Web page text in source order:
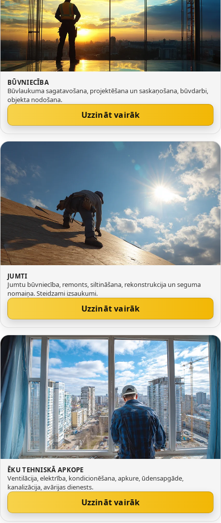
BŪVNIECĪBA
Būvlaukuma sagatavošana, projektēšana un saskaņošana, būvdarbi,
objekta nodošana.
Uzzināt vairāk
JUMTI
Jumtu būvniecība, remonts, siltināšana, rekonstrukcija un seguma
nomaiņa. Steidzami izsaukumi.
Uzzināt vairāk
ĒKU TEHNISKĀ APKOPE
Ventilācija, elektrība, kondicionēšana, apkure, ūdensapgāde,
kanalizācija, avārijas dienests.
Uzzināt vairāk